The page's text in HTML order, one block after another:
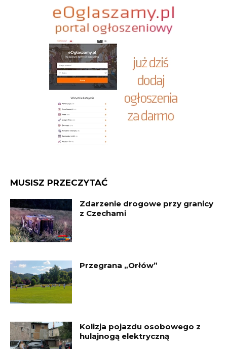
MUSISZ PRZECZYTAĆ
Zdarzenie drogowe przy granicy
z Czechami
Przegrana „Orłów”
Kolizja pojazdu osobowego z
hulajnogą elektryczną